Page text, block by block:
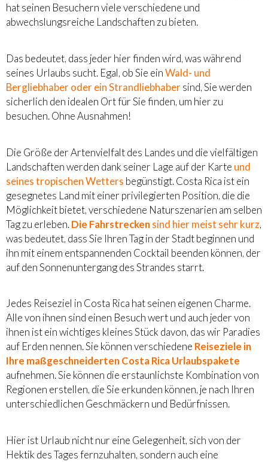
hat seinen Besuchern viele verschiedene und
abwechslungsreiche Landschaften zu bieten.
Das bedeutet, dass jeder hier finden wird, was während
seines Urlaubs sucht. Egal, ob Sie einWald- und
Bergliebhaber oder ein Strandliebhabersind, Sie werden
sicherlich den idealen Ort für Sie finden, um hier zu
besuchen. Ohne Ausnahmen!
Die Größe der Artenvielfalt des Landes und die vielfältigen
Landschaften werden dank seiner Lage auf der Karte und
seines tropischen Wetters begünstigt. Costa Rica ist ein
gesegnetes Land mit einer privilegierten Position, die die
Möglichkeit bietet, verschiedene Naturszenarien am selben
Tag zu erleben.Die Fahrstreckensind hier meist sehr kurz,
was bedeutet, dass Sie Ihren Tag in der Stadt beginnen und
ihn mit einem entspannenden Cocktail beenden können, der
auf den Sonnenuntergang des Strandes starrt.
Jedes Reiseziel in Costa Rica hat seinen eigenen Charme.
Alle von ihnen sind einen Besuch wert und auch jeder von
ihnen ist ein wichtiges kleines Stück davon, das wir Paradies
auf Erden nennen. Sie können verschiedene Reiseziele in
Ihre maßgeschneiderten Costa Rica Urlaubspakete
aufnehmen. Sie können die erstaunlichste Kombination von
Regionen erstellen, die Sie erkunden können, je nach Ihren
unterschiedlichen Geschmäckern und Bedürfnissen.
Hier ist Urlaub nicht nur eine Gelegenheit, sich von der
Hektik des Tages fernzuhalten, sondern auch eine